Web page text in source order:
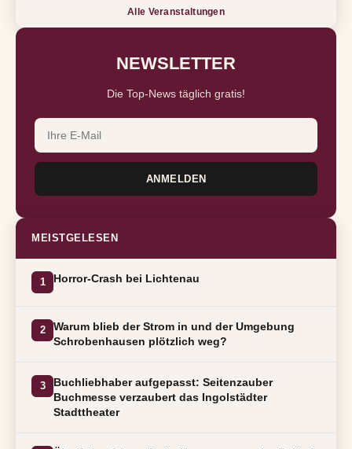
Alle Veranstaltungen
NEWSLETTER
Die Top-News täglich gratis!
ANMELDEN
MEISTGELESEN
1 Horror-Crash bei Lichtenau
2
Warum blieb der Strom in und der Umgebung
Schrobenhausen plötzlich weg?
3
Buchliebhaber aufgepasst: Seitenzauber
Buchmesse verzaubert das Ingolstädter
Stadttheater